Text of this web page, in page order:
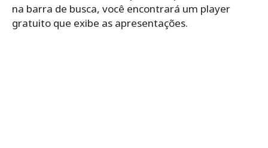
na barra de busca, você encontrará um player
gratuito que exibe as apresentações.